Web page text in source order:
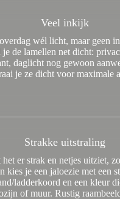
Veel inkijk
wél licht, maar geen
je de lamellen net dicht:
daglicht nog gewoon
je ze dicht voor maximale
Strakke uitstraling
er strak en netjes uitziet,
kies je een jaloezie met een
ladderkoord en een kleur
of muur. Rustig